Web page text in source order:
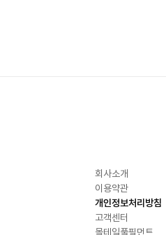
회사소개
이용약관
개인정보처리방침
고객센터
몰테일풀필먼트